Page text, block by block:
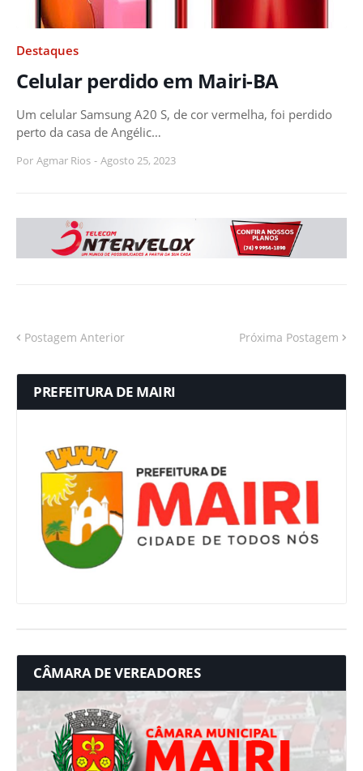
Destaques
Celular perdido em Mairi-BA
Um celular Samsung A20 S, de cor vermelha, foi perdido
perto da casa de Angélic…
Por Agmar Rios - Agosto 25, 2023
Postagem Anterior Próxima Postagem
PREFEITURA DE MAIRI
CÂMARA DE VEREADORES